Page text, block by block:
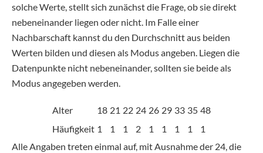
solche Werte, stellt sich zunächst die Frage, ob sie direkt
nebeneinander liegen oder nicht. Im Falle einer
Nachbarschaft kannst du den Durchschnitt aus beiden
Werten bilden und diesen als Modus angeben. Liegen die
Datenpunkte nicht nebeneinander, sollten sie beide als
Modus angegeben werden.
Alter 18 21 22 24 26 29 33 35 48
Häufigkeit 1 1 1 2 1 1 1 1
1
Alle Angaben treten einmal auf, mit Ausnahme der 24, die